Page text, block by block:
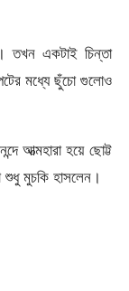
তখন একটাই চিন্তা
মধ্যে ছুঁচো গুলোও
আত্মহারা হয়ে ছোট্ট
শুধু মুচকি হাসলেন।